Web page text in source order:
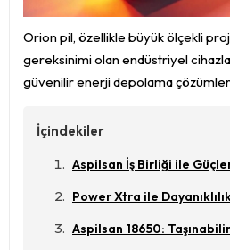
Orion pil, özellikle büyük ölçekli
gereksinimi olan endüstriyel
güvenilir enerji depolama
İçindekiler
Aspilsan İş Birliği ile
Power Xtra ile
Aspilsan 18650: